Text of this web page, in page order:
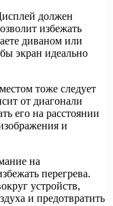
должен
избежать
диваном или
экран идеально
тоже следует
от диагонали
его на расстоянии
и
на
перегрева.
устройств,
и предотвратить